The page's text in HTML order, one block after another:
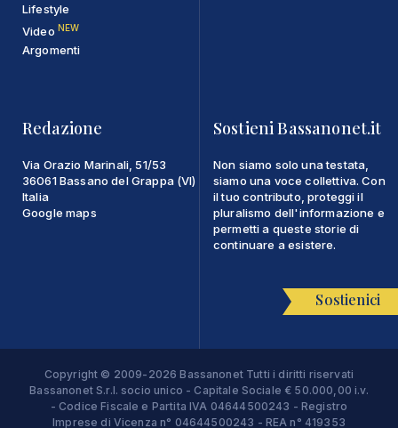
Lifestyle
Video NEW
Argomenti
Redazione
Via Orazio Marinali, 51/53
36061 Bassano del Grappa (VI)
Italia
Google maps
Sostieni Bassanonet.it
Non siamo solo una testata,
siamo una voce collettiva. Con
il tuo contributo, proteggi il
pluralismo dell'informazione e
permetti a queste storie di
continuare a esistere.
Sostienici
Copyright © 2009-2026 Bassanonet Tutti i diritti riservati
Bassanonet S.r.l. socio unico - Capitale Sociale € 50.000,00 i.v.
- Codice Fiscale e Partita IVA 04644500243 - Registro
Imprese di Vicenza n° 04644500243 - REA n° 419353